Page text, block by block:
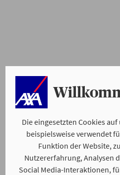
Die eingesetzten Cookies
beispielsweise verwendet
Funktion der Website,
Nutzererfahrung, Analysen
Social Media-Interaktionen,